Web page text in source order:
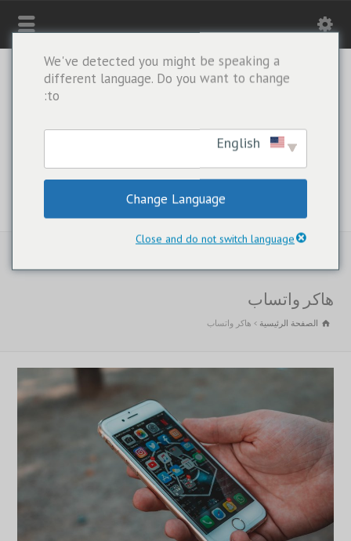
واتساب فقط +1(443) 212-8730
هاكر واتساب
الصفحة الرئيسية هاكر واتساب
We've detected you might be speaking a
different language. Do you want to change
to:
Change Language
Close and do not switch language